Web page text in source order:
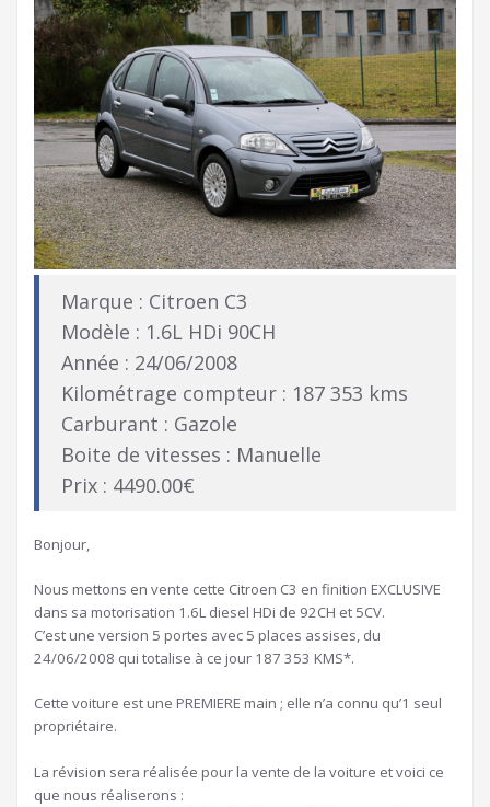
Marque : Citroen C3
Modèle : 1.6L HDi 90CH
Année : 24/06/2008
Kilométrage compteur : 187 353 kms
Carburant : Gazole
Boite de vitesses : Manuelle
Prix : 4490.00€
Bonjour,
Nous mettons en vente cette Citroen C3 en finition EXCLUSIVE
dans sa motorisation 1.6L diesel HDi de 92CH et 5CV.
C’est une version 5 portes avec 5 places assises, du
24/06/2008 qui totalise à ce jour 187 353 KMS*.
Cette voiture est une PREMIERE main ; elle n’a connu qu’1 seul
propriétaire.
La révision sera réalisée pour la vente de la voiture et voici ce
que nous réaliserons :